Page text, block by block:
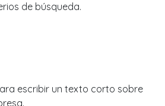
de búsqueda.
escribir un texto corto sobre